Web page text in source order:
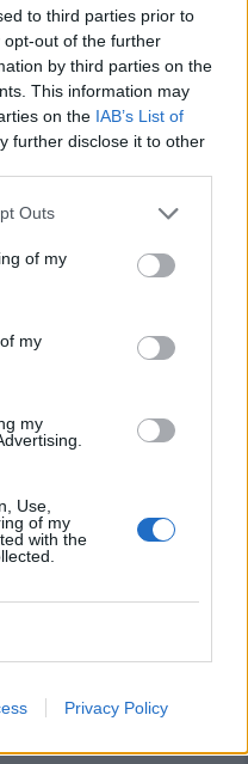
to third parties prior to
out of the further
by third parties on the
This information may
on the IAB’s List of
further disclose it to other
Outs
of my
my
my
Use,
of my
with the
Privacy Policy